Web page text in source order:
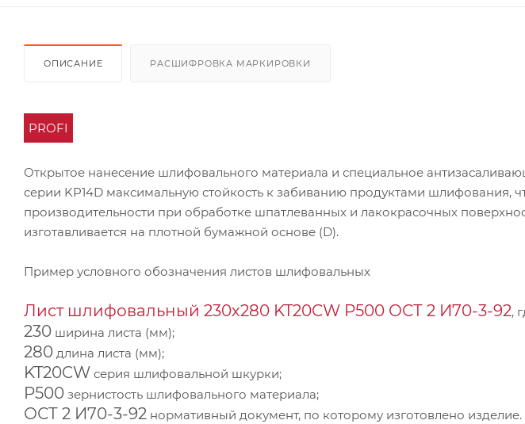
ОПИСАНИЕ РАСШИФРОВКА МАРКИРОВКИ
PROFI
Открытое нанесение шлифовального материала и специальное
серии KP14D максимальную стойкость к забиванию продуктами шлифования,
производительности при обработке шпатлеванных и лакокрасочных
изготавливается на плотной бумажной основе (D).
Пример условного обозначения листов шлифовальных
Лист шлифовальный 230х280 KT20CW P500 ОСТ 2 И70-3-92,
230 ширина листа (мм);
280 длина листа (мм);
KT20CW серия шлифовальной шкурки;
P500 зернистость шлифовального материала;
ОСТ 2 И70-3-92 нормативный документ, по которому изготовлено изделие.